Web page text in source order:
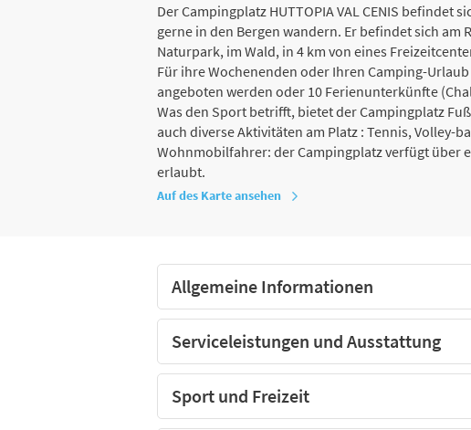
Der Campingplatz HUTTOPIA VAL CENIS
gerne in den Bergen wandern. Er befindet sich am
Naturpark, im Wald, in 4 km von eines
Für ihre Wochenenden oder Ihren Camping-
angeboten werden oder 10 Ferienunterkünfte
Was den Sport betrifft, bietet der Campingplatz
auch diverse Aktivitäten am Platz : Tennis, Volley-
Wohnmobilfahrer: der Campingplatz verfügt über
erlaubt.
Auf des Karte ansehen
Allgemeine Informationen
Serviceleistungen und Ausstattung
Sport und Freizeit